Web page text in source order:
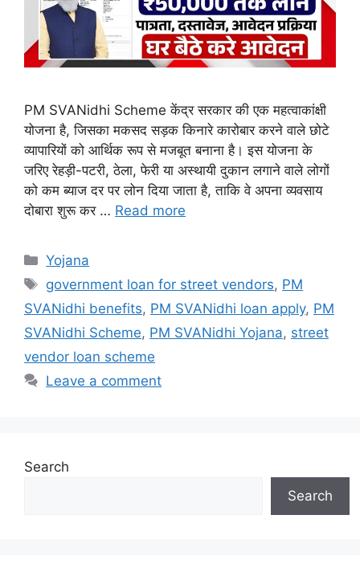
PM SVANidhi Scheme केंद्र सरकार की एक महत्वाकांक्षी
योजना है, जिसका मकसद सड़क किनारे कारोबार करने वाले छोटे
व्यापारियों को आर्थिक रूप से मजबूत बनाना है। इस योजना के
जरिए रेहड़ी-पटरी, ठेला, फेरी या अस्थायी दुकान लगाने वाले लोगों
को कम ब्याज दर पर लोन दिया जाता है, ताकि वे अपना व्यवसाय
दोबारा शुरू कर … Read more
Categories
Yojana
Tags
government loan for street vendors, PM
SVANidhi benefits, PM SVANidhi loan apply, PM
SVANidhi Scheme, PM SVANidhi Yojana, street
vendor loan scheme
Leave a comment
Search
Search